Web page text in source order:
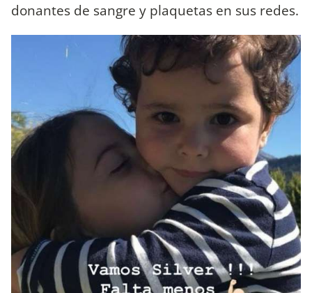
donantes de sangre y plaquetas en sus redes.